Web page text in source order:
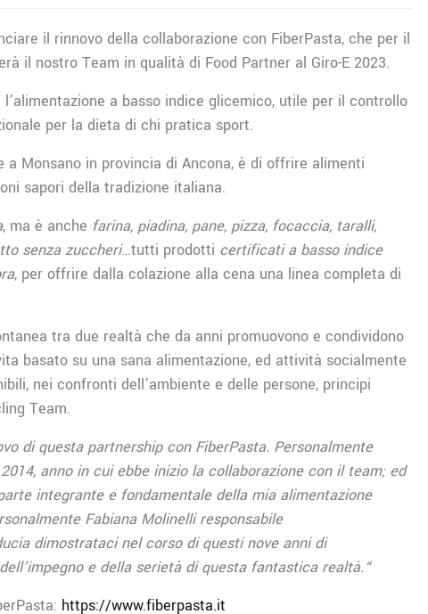
il rinnovo della collaborazione con FiberPasta, che per il
il nostro Team in qualità di Food Partner al Giro-E 2023.
a basso indice glicemico, utile per il controllo
per la dieta di chi pratica sport.
a Monsano in provincia di Ancona, è di offrire alimenti
sapori della tradizione italiana.
, ma è anche farina, piadina, pane, pizza, focaccia, taralli,
senza zuccheri…tutti prodotti certificati a basso indice
, per offrire dalla colazione alla cena una linea completa di
tra due realtà che da anni promuovono e condividono
basato su una sana alimentazione, ed attività socialmente
nei confronti dell’ambiente e delle persone, principi
Team.
di questa partnership con FiberPasta. Personalmente
anno in cui ebbe inizio la collaborazione con il team; ed
integrante e fondamentale della mia alimentazione
Fabiana Molinelli responsabile
dimostrataci nel corso di questi nove anni di
e della serietà di questa fantastica realtà.“
https://www.fiberpasta.it